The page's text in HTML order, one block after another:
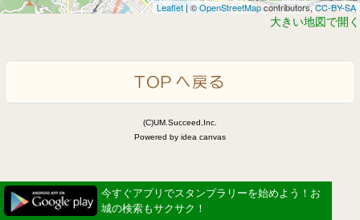
Leaflet| ©OpenStreetMapcontributors,CC-BY-SA
大きい地図で開く
(C)UM.Succeed,Inc.
Powered by idea canvas
今すぐアプリでスタンプラリーを始めよう！お
城の検索もサクサク！